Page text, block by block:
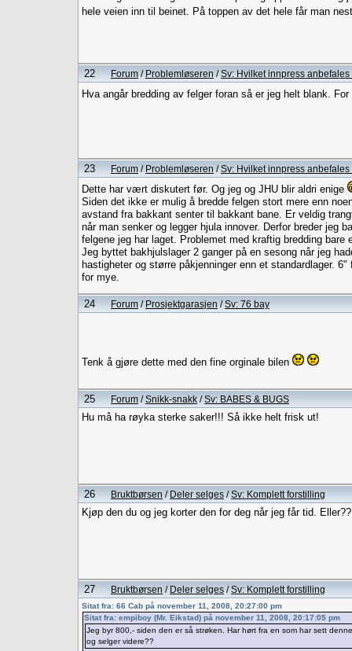
hele veien inn til beinet. På toppen av det hele får man
22 Forum / Problemløseren /Sv: Hvilket innpress
Hva angår bredding av felger foran så er jeg helt blank.
23 Forum / Problemløseren /Sv: Hvilket innpress
Dette har vært diskutert før. Og jeg og JHU blir aldri enige
Siden det ikke er mulig å bredde felgen stort mere enn
avstand fra bakkant senter til bakkant bane. Er veldig
når man senker og legger hjula innover. Derfor breder jeg
felgene jeg har laget. Problemet med kraftig bredding
Jeg byttet bakhjulslager 2 ganger på en sesong når jeg
hastigheter og større påkjenninger enn et standardlager.
for mye.
24 Forum / Prosjektgarasjen /Sv: 76 bay
Tenk å gjøre dette med den fine orginale bilen
25 Forum /Snikk-snakk /Sv: BABES & BUGS
Hu må ha røyka sterke saker!!! Så ikke helt frisk ut!
26 Bruktbørsen / Deler selges /Sv: Komplett forstilling
Kjøp den du og jeg korter den for deg når jeg får tid.
27 Bruktbørsen / Deler selges /Sv: Komplett forstilling
Sitat fra: 66 Cab på november 11, 2008, 20:27:00 pm
Sitat fra: empiboy (Mr. Eikstad) på november 11, 2008, 20:17:05 pm
Jeg byr 800,- siden den er så strøken. Har hørt fra en som har sett
og selger videre??